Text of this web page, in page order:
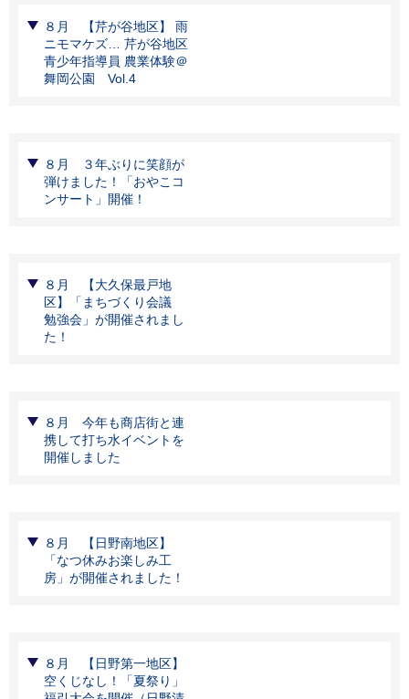
８月 【芹が谷地区】 雨
ニモマケズ… 芹が谷地区
青少年指導員 農業体験＠
舞岡公園 Vol.4
８月 ３年ぶりに笑顔が
弾けました！「おやこコ
ンサート」開催！
８月 【大久保最戸地
区】「まちづくり会議
勉強会」が開催されまし
た！
８月 今年も商店街と連
携して打ち水イベントを
開催しました
８月 【日野南地区】
「なつ休みお楽しみ工
房」が開催されました！
８月 【日野第一地区】
空くじなし！「夏祭り」